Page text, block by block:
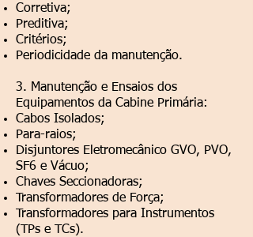
Corretiva;
Preditiva;
Critérios;
Periodicidade da manutenção.
3. Manutenção e Ensaios dos
Equipamentos da Cabine Primária:
Cabos Isolados;
Para-raios;
Disjuntores Eletromecânico GVO, PVO,
SF6 e Vácuo;
Chaves Seccionadoras;
Transformadores de Força;
Transformadores para Instrumentos
(TPs e TCs).